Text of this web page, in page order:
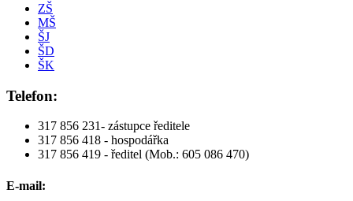
ZŠ
MŠ
ŠJ
ŠD
ŠK
Telefon:
317 856 231- zástupce ředitele
317 856 418 - hospodářka
317 856 419 - ředitel (Mob.: 605 086 470)
E-mail: